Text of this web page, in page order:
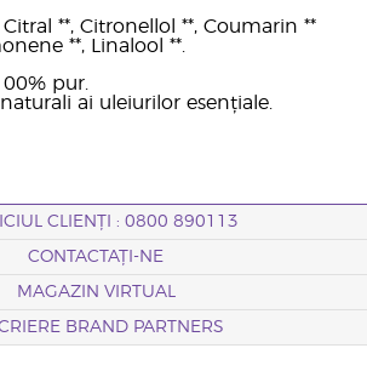
**, Citronellol **, Coumarin **
**, Linalool **.
pur.
ai uleiurilor esențiale.
CLIENȚI : 0800 890113
CONTACTAȚI-NE
MAGAZIN VIRTUAL
BRAND PARTNERS